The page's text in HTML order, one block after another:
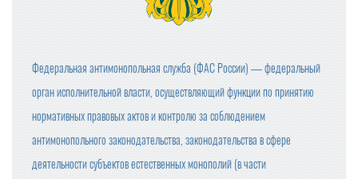
Федеральная антимонопольная служба (ФАС России) — федеральный
орган исполнительной власти, осуществляющий функции по принятию
нормативных правовых актов и контролю за соблюдением
антимонопольного законодательства, законодательства в сфере
деятельности субъектов естественных монополий (в части